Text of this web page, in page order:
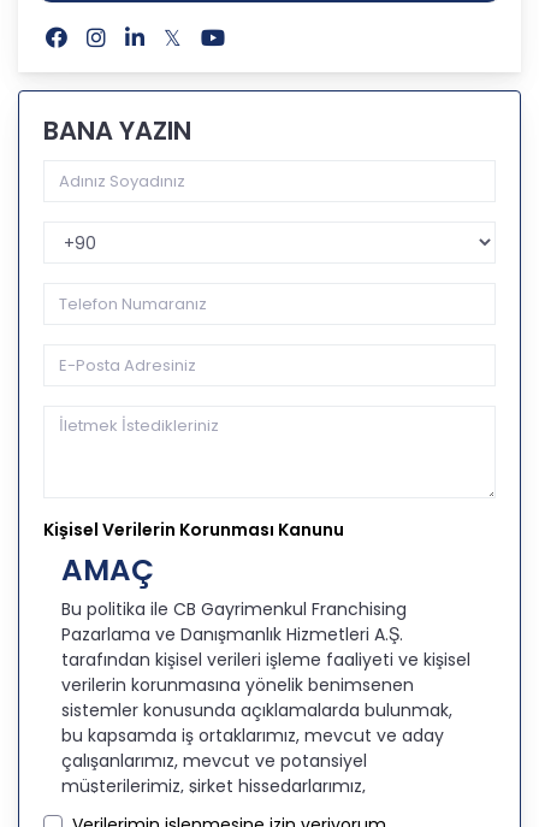
BANA YAZIN
Telefon Kodu
Kişisel Verilerin Korunması Kanunu
AMAÇ
Bu politika ile CB Gayrimenkul Franchising
Pazarlama ve Danışmanlık Hizmetleri A.Ş.
tarafından kişisel verileri işleme faaliyeti ve kişisel
verilerin korunmasına yönelik benimsenen
sistemler konusunda açıklamalarda bulunmak,
bu kapsamda iş ortaklarımız, mevcut ve aday
çalışanlarımız, mevcut ve potansiyel
müşterilerimiz, şirket hissedarlarımız,